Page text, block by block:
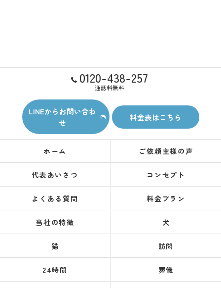
0120-438-257
通話料無料
LINEからお問い合わ
せ
料金表はこちら
ホーム ご依頼主様の声
代表あいさつ コンセプト
よくある質問 料金プラン
当社の特徴 犬
猫 訪問
24時間 葬儀